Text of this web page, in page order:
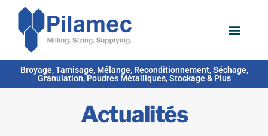
Broyage, Tamisage, Mélange, Reconditionnement, Séchage,
Granulation, Poudres Métalliques, Stockage & Plus
Actualités